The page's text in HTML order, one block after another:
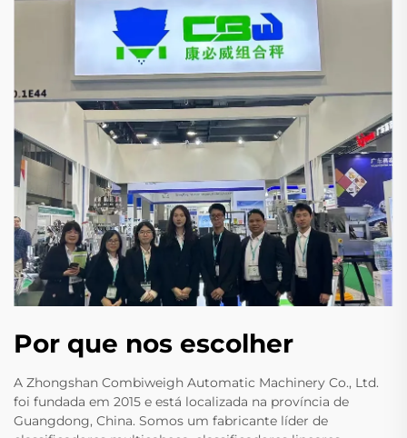
Por que nos escolher
A Zhongshan Combiweigh Automatic Machinery Co., Ltd.
foi fundada em 2015 e está localizada na província de
Guangdong, China. Somos um fabricante líder de